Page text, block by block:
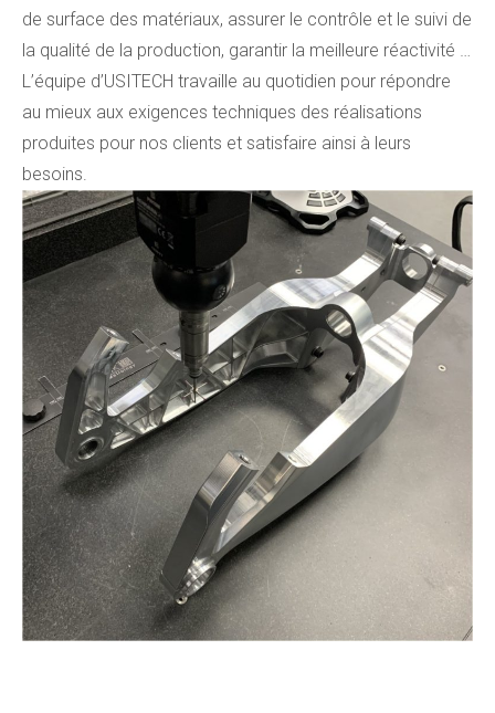
de surface des matériaux, assurer le contrôle et le suivi de
la qualité de la production, garantir la meilleure réactivité …
L’équipe d’USITECH travaille au quotidien pour répondre
au mieux aux exigences techniques des réalisations
produites pour nos clients et satisfaire ainsi à leurs
besoins.